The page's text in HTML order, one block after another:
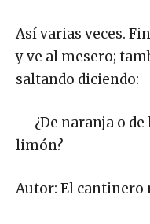
Así varias veces.
y ve al mesero;
saltando diciendo:
— ¿De naranja o de
limón?
Autor: El cantinero